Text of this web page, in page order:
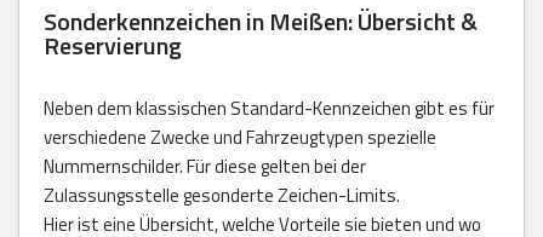
Sonderkennzeichen in Meißen: Übersicht &
Reservierung
Neben dem klassischen Standard-Kennzeichen gibt es für
verschiedene Zwecke und Fahrzeugtypen spezielle
Nummernschilder. Für diese gelten bei der
Zulassungsstelle gesonderte Zeichen-Limits.
Hier ist eine Übersicht, welche Vorteile sie bieten und wo